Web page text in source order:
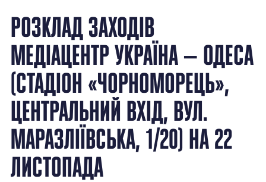
РОЗКЛАД ЗАХОДІВ
МЕДІАЦЕНТР УКРАЇНА — ОДЕСА
(СТАДІОН «ЧОРНОМОРЕЦЬ»,
ЦЕНТРАЛЬНИЙ ВХІД, ВУЛ.
МАРАЗЛІЇВСЬКА, 1/20) НА 22
ЛИСТОПАДА